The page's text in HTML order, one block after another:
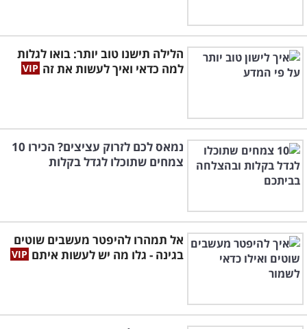
הלילה תישנו טוב יותר: בואו לגלות
למה כדאי ואיך לעשות את זה
נמאס לכם לזרוק עציצים? הכירו 10
צמחים שתוכלו לגדל בקלות
אל תמהרו להיפטר מעשבים שוטים
בגינה - גלו מה יש לעשות איתם